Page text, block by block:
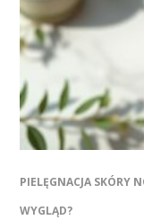
PIELĘGNACJA SKÓRY
WYGLĄD?